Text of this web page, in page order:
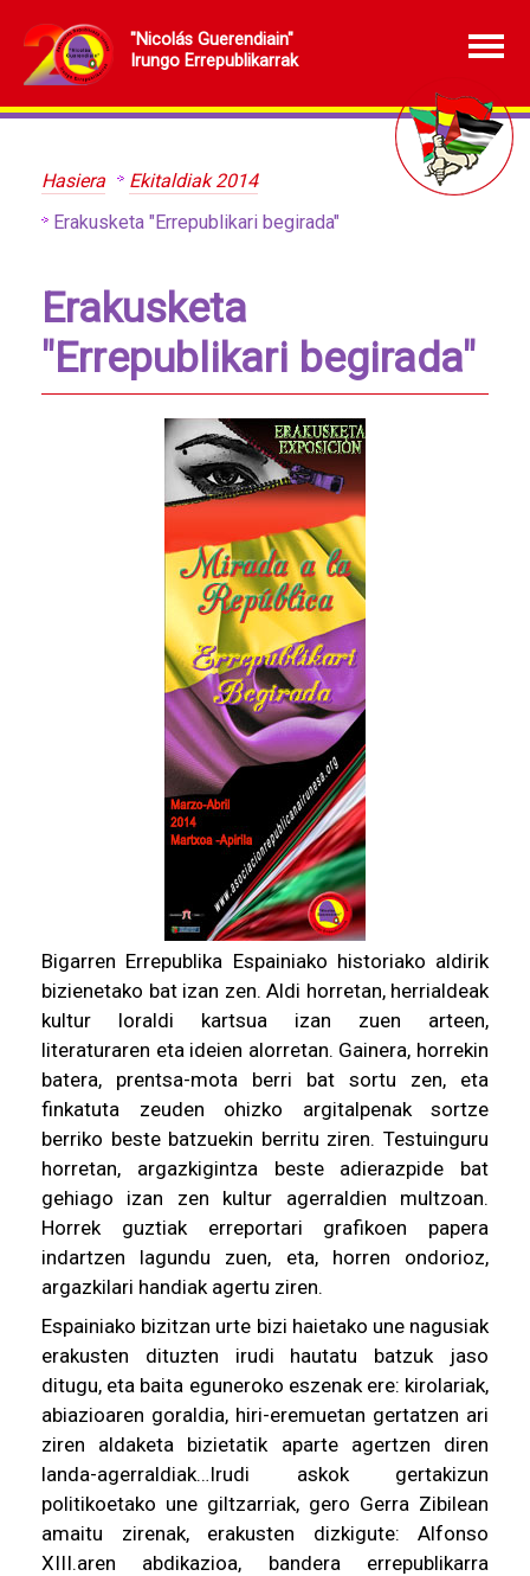
"Nicolás Guerendiain"
Irungo Errepublikarrak
Hasiera
Ekitaldiak 2014
Erakusketa "Errepublikari begirada"
Erakusketa
"Errepublikari begirada"
Bigarren Errepublika Espainiako historiako aldirik
bizienetako bat izan zen. Aldi horretan, herrialdeak
kultur loraldi kartsua izan zuen arteen,
literaturaren eta ideien alorretan. Gainera, horrekin
batera, prentsa-mota berri bat sortu zen, eta
finkatuta zeuden ohizko argitalpenak sortze
berriko beste batzuekin berritu ziren. Testuinguru
horretan, argazkigintza beste adierazpide bat
gehiago izan zen kultur agerraldien multzoan.
Horrek guztiak erreportari grafikoen papera
indartzen lagundu zuen, eta, horren ondorioz,
argazkilari handiak agertu ziren.
Espainiako bizitzan urte bizi haietako une nagusiak
erakusten dituzten irudi hautatu batzuk jaso
ditugu, eta baita eguneroko eszenak ere: kirolariak,
abiazioaren goraldia, hiri-eremuetan gertatzen ari
ziren aldaketa bizietatik aparte agertzen diren
landa-agerraldiak…Irudi askok gertakizun
politikoetako une giltzarriak, gero Gerra Zibilean
amaitu zirenak, erakusten dizkigute: Alfonso
XIII.aren abdikazioa, bandera errepublikarra